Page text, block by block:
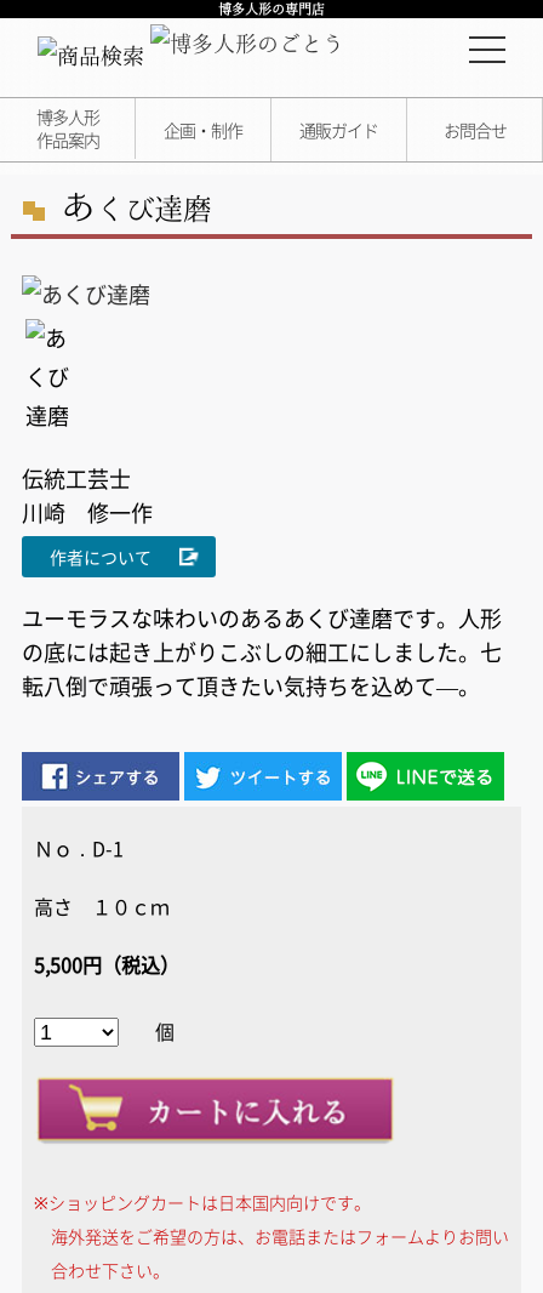
博多人形の専門店
博多人形
作品案内
企画・制作 通販ガイド お問合せ
あ くび達磨
伝統工芸士
川崎 修一作
作者について
ユーモラスな味わいのあるあくび達磨です。人形
の底には起き上がりこぶしの細工にしました。七
転八倒で頑張って頂きたい気持ちを込めて―。
Ｎｏ．D-1
高さ １０ｃｍ
5,500円（税込）
個
※ショッピングカートは日本国内向けです。
海外発送をご希望の方は、お電話またはフォームよりお問い
合わせ下さい。